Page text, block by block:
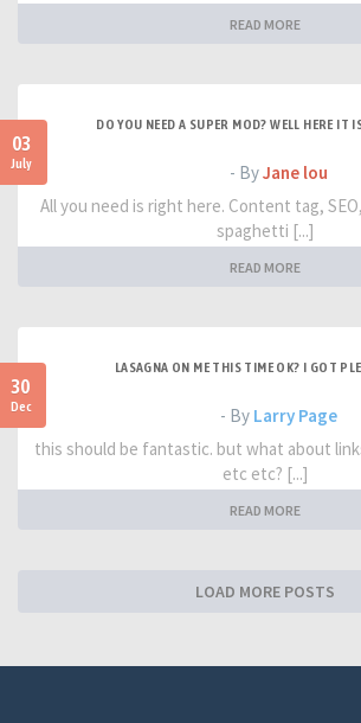
READ MORE
03
July
DO YOU NEED A SUPER MOD? WELL HERE IT
- ByJane lou
All you need is right here. Content tag,
spaghetti [...]
READ MORE
30
Dec
LASAGNA ON ME THIS TIME OK? I GOT
- By Larry Page
this should be fantastic. but what about
etc etc? [...]
READ MORE
LOAD MORE POSTS